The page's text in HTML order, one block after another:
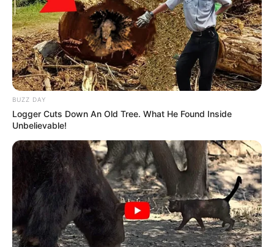
BUZZ DAY
Logger Cuts Down An Old Tree. What He Found Inside
Unbelievable!